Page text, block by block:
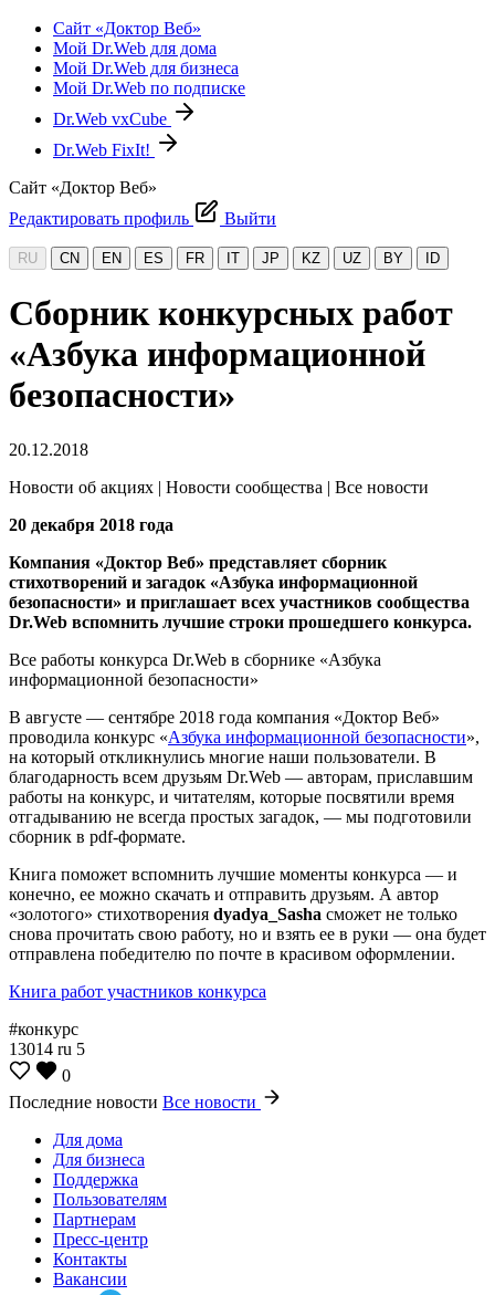
Сайт «Доктор Веб»
Мой Dr.Web для дома
Мой Dr.Web для бизнеса
Мой Dr.Web по подписке
Dr.Web vxCube
Dr.Web FixIt!
Сайт «Доктор Веб»
Редактировать профиль
Выйти
RU CN EN ES FR IT JP KZ UZ BY ID
Сборник конкурсных работ
«Азбука информационной
безопасности»
20.12.2018
Новости об акциях | Новости сообщества | Все новости
20 декабря 2018 года
Компания «Доктор Веб» представляет сборник
стихотворений и загадок «Азбука информационной
безопасности» и приглашает всех участников сообщества
Dr.Web вспомнить лучшие строки прошедшего конкурса.
Все работы конкурса Dr.Web в сборнике «Азбука
информационной безопасности»
В августе — сентябре 2018 года компания «Доктор Веб»
проводила конкурс «Азбука информационной безопасности»,
на который откликнулись многие наши пользователи. В
благодарность всем друзьям Dr.Web — авторам, приславшим
работы на конкурс, и читателям, которые посвятили время
отгадыванию не всегда простых загадок, — мы подготовили
сборник в pdf-формате.
Книга поможет вспомнить лучшие моменты конкурса — и
конечно, ее можно скачать и отправить друзьям. А автор
«золотого» стихотворения dyadya_Sasha сможет не только
снова прочитать свою работу, но и взять ее в руки — она будет
отправлена победителю по почте в красивом оформлении.
Книга работ участников конкурса
#конкурс
13014 ru 5
0
Последние новости Все новости
Для дома
Для бизнеса
Поддержка
Пользователям
Партнерам
Пресс-центр
Контакты
Вакансии